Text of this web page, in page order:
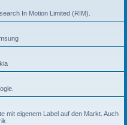
In Motion Limited (RIM).
mit eigenem Label auf den Markt. Auch